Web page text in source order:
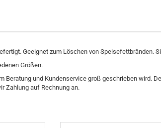
Geeignet zum Löschen von Speisefettbränden.
Größen.
Beratung und Kundenservice groß geschrieben wird.
Zahlung auf Rechnung an.